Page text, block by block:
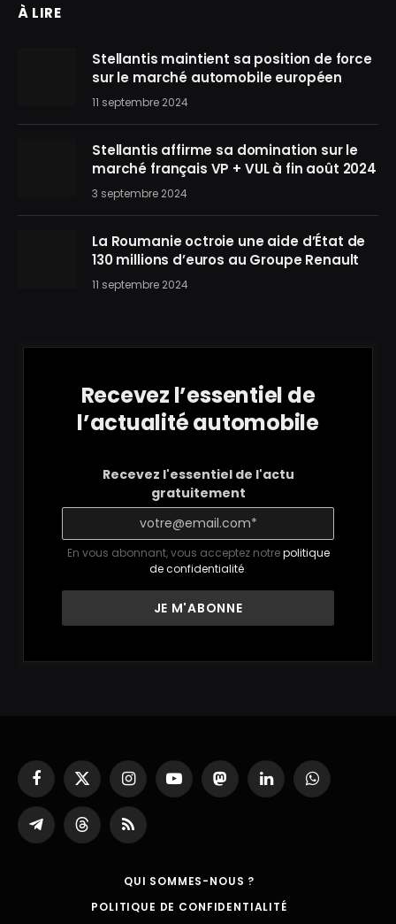
À LIRE
Stellantis maintient sa position de force
sur le marché automobile européen
11 septembre 2024
Stellantis affirme sa domination sur le
marché français VP + VUL à fin août 2024
3 septembre 2024
La Roumanie octroie une aide d’État de
130 millions d’euros au Groupe Renault
11 septembre 2024
Recevez l’essentiel de
l’actualité automobile
Recevez l'essentiel de l'actu
gratuitement
En vous abonnant, vous acceptez notrepolitique
de confidentialité.
Facebook
X
(Twitter)
InstagramYouTubeMastodonLinkedInWhatsApp
Partager
sur
ThreadsRSS
QUI SOMMES-NOUS ?
POLITIQUE DE CONFIDENTIALITÉ